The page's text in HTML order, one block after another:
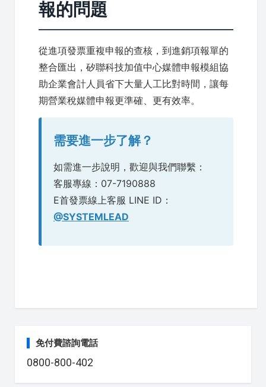
報的問題
從進項發票重複申報的查核，到進銷項報單的
整合匯出，矽聯科技加值中心媒體申報模組協
助企業會計人員省下大量人工比對時間，讓每
期營業稅媒體申報更準確、更有效率。
需要進一步了解？
如需進一步說明，歡迎與我們聯繫：
客服專線：07-7190888
E首發票線上客服 LINE ID：
@SYSTEMLEAD
免付費諮詢電話
0800-800-402